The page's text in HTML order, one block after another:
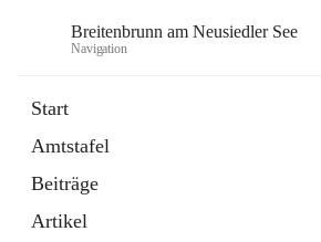
Breitenbrunn am Neusiedler See
Navigation
Start
Amtstafel
Beiträge
Artikel
18 Schnellzugriffe
Gemeindeservice